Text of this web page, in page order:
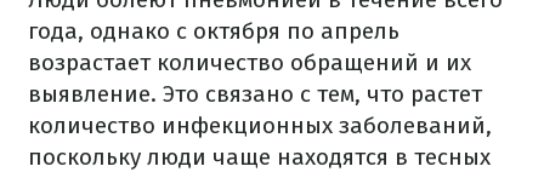
года, однако с октября по апрель
возрастает количество обращений и их
выявление. Это связано с тем, что растет
количество инфекционных заболеваний,
поскольку люди чаще находятся в тесных